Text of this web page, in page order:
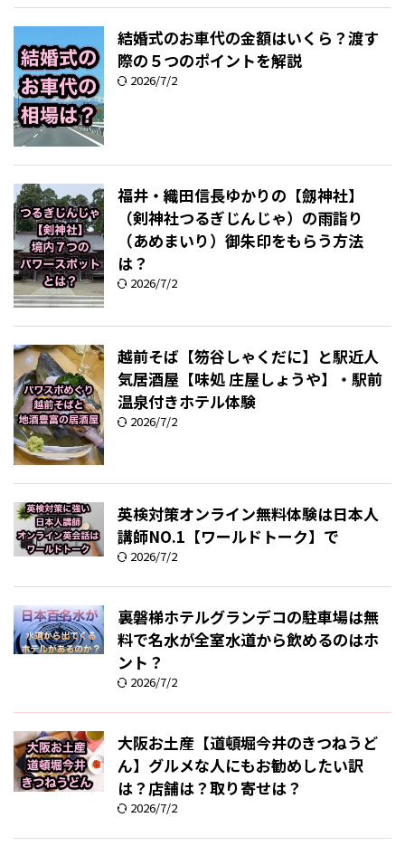
結婚式のお車代の金額はいくら？渡す
際の５つのポイントを解説
2026/7/2
福井・織田信長ゆかりの【劔神社】
（剣神社つるぎじんじゃ）の雨詣り
（あめまいり）御朱印をもらう方法
は？
2026/7/2
越前そば【笏谷しゃくだに】と駅近人
気居酒屋【味処 庄屋しょうや】・駅前
温泉付きホテル体験
2026/7/2
英検対策オンライン無料体験は日本人
講師NO.1【ワールドトーク】で
2026/7/2
裏磐梯ホテルグランデコの駐車場は無
料で名水が全室水道から飲めるのはホ
ント？
2026/7/2
大阪お土産【道頓堀今井のきつねうど
ん】グルメな人にもお勧めしたい訳
は？店舗は？取り寄せは？
2026/7/2